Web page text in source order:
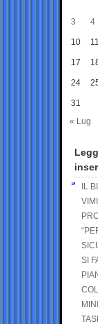
3 4
10 11
17
24
31
« Lug
IL
SI